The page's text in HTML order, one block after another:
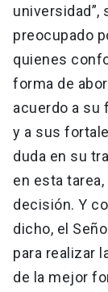
universidad”,
preocupado
quienes
forma de
acuerdo a su
y a sus
duda en su
en esta
decisión. Y
dicho, el
para realizar
de la mejor